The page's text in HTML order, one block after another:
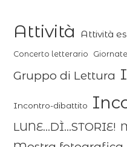
Attività Attività
Concerto letterario
Gruppo di Lettura
Incontro-dibattito
LUNE...DÌ...STORIE!